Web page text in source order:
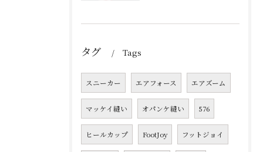
タグ Tags
スニーカー エアフォース エアズーム
マッケイ縫い オパンケ縫い 576
ヒールカップ FootJoy フットジョイ